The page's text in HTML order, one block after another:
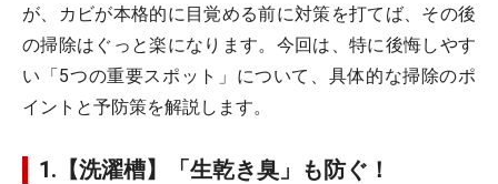
が、カビが本格的に目覚める前に対策を打てば、その後
の掃除はぐっと楽になります。今回は、特に後悔しやす
い「5つの重要スポット」について、具体的な掃除のポ
イントと予防策を解説します。
1.【洗濯槽】「生乾き臭」も防ぐ！